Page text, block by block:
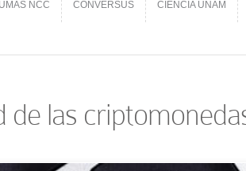
NCC CONVERSUS CIENCIA UNAM
de las